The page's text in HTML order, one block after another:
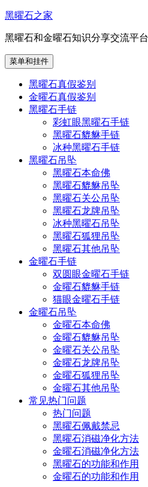
跳
内
容
黑曜石之家
黑曜石和金曜石知识分享交流平台
菜单和挂件
黑曜石真假鉴别
金曜石真假鉴别
黑曜石手链
彩虹眼黑曜石手链
黑曜石貔貅手链
冰种黑曜石手链
黑曜石吊坠
黑曜石本命佛
黑曜石貔貅吊坠
黑曜石关公吊坠
黑曜石龙牌吊坠
冰种黑曜石吊坠
黑曜石狐狸吊坠
黑曜石其他吊坠
金曜石手链
双圆眼金曜石手链
金曜石貔貅手链
猫眼金曜石手链
金曜石吊坠
金曜石本命佛
金曜石貔貅吊坠
金曜石关公吊坠
金曜石龙牌吊坠
金曜石狐狸吊坠
金曜石其他吊坠
常见热门问题
热门问题
黑曜石佩戴禁忌
黑曜石消磁净化方法
金曜石消磁净化方法
黑曜石的功能和作用
金曜石的功能和作用